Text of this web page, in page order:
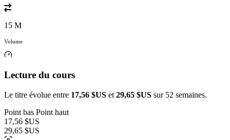
15 M
Volume
Lecture du cours
Le titre évolue entre 17,56 $US et 29,65 $US sur 52 semaines.
Point bas Point haut
17,56 $US
29,65 $US